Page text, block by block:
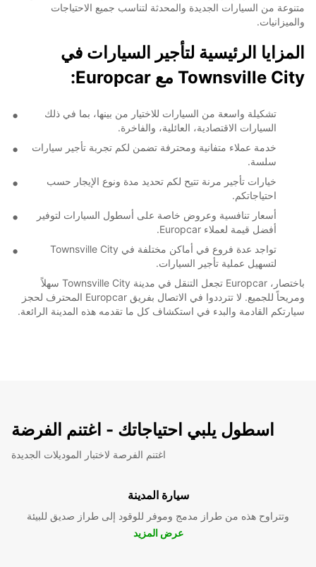
متنوعة من السيارات الجديدة والمحدثة لتناسب جميع الاحتياجات
والميزانيات.
المزايا الرئيسية لتأجير السيارات في
Townsville City مع Europcar:
تشكيلة واسعة من السيارات للاختيار من بينها، بما في ذلك
السيارات الاقتصادية، العائلية، والفاخرة.
خدمة عملاء متفانية ومحترفة تضمن لكم تجربة تأجير سيارات
سلسة.
خيارات تأجير مرنة تتيح لكم تحديد مدة ونوع الإيجار حسب
احتياجاتكم.
أسعار تنافسية وعروض خاصة على أسطول السيارات لتوفير
أفضل قيمة لعملاء Europcar.
تواجد عدة فروع في أماكن مختلفة في Townsville City
لتسهيل عملية تأجير السيارات.
باختصار، Europcar تجعل التنقل في مدينة Townsville City سهلاً
ومريحاً للجميع. لا تترددوا في الاتصال بفريق Europcar المحترف لحجز
سيارتكم القادمة والبدء في استكشاف كل ما تقدمه هذه المدينة الرائعة.
اسطول يلبي احتياجاتك - اغتنم الفرضة
اغتنم الفرصة لاختبار الموديلات الجديدة
سيارة المدينة
وتتراوح هذه من طراز مدمج وموفر للوقود إلى طراز صديق للبيئة
عرض المزيد